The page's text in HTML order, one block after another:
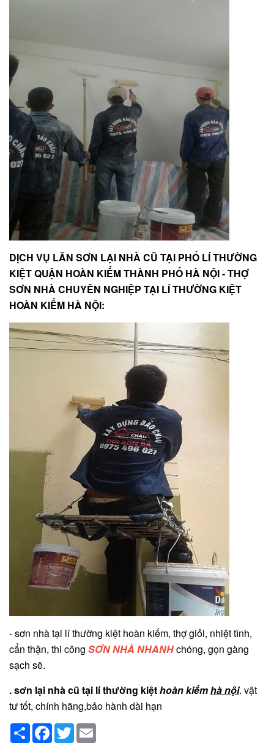
DỊCH VỤ LĂN SƠN LẠI NHÀ CŨ TẠI PHỐ LÍ THƯỜNG
KIỆT QUẬN HOÀN KIẾM THÀNH PHỐ HÀ NỘI - THỢ
SƠN NHÀ CHUYÊN NGHIỆP TẠI LÍ THƯỜNG KIỆT
HOÀN KIẾM HÀ NỘI:
- sơn nhà tại lí thường kiệt hoàn kiếm, thợ giỏi, nhiệt tình,
cẩn thận, thi công SƠN NHÀ NHANHchóng, gọn gàng
sạch sẽ.
. sơn lại nhà cũ tại lí thường kiệthoàn kiếmhà nội. vật
tư tốt, chính hãng,bảo hành dài hạn
ShareFacebook
Twitter